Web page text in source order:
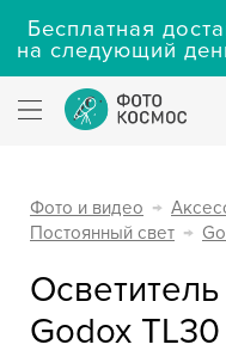
Бесплатная
на следующий
Фото и видео →
Постоянный свет →
Godox TL30